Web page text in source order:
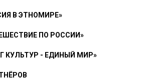
В ЭТНОМИРЕ»
ПО РОССИИ»
КУЛЬТУР - ЕДИНЫЙ МИР»